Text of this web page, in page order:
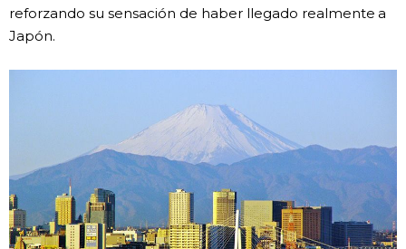
reforzando su sensación de haber llegado realmente a
Japón.